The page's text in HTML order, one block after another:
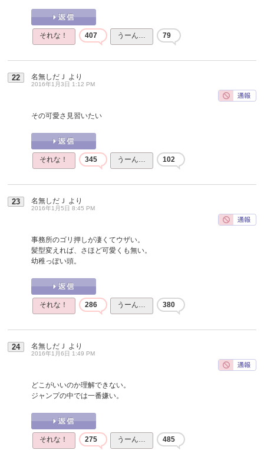
それな！ 407 うーん… 79
22 名無しだＪ より
2016年1月3日 1:12 PM
その可愛さ見習いたい
それな！ 345 うーん… 102
23 名無しだＪ より
2016年1月5日 8:45 PM
事務所のゴリ押しが凄くてウザい。
髪型変えれば、さほど可愛くも無い。
幼稚っぽい頭。
それな！ 286 うーん… 380
24 名無しだＪ より
2016年1月6日 1:49 PM
どこがいいのか理解できない。
ジャンプの中では一番嫌い。
それな！ 275 うーん… 485